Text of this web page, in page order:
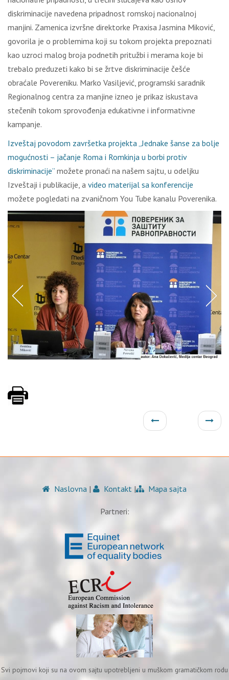
diskriminacije navedena pripadnost romskoj nacionalnoj
manjini. Zamenica izvršne direktorke Praxisa Jasmina Miković,
govorila je o problemima koji su tokom projekta prepoznati
kao uzroci malog broja podnetih pritužbi i merama koje bi
trebalo preduzeti kako bi se žrtve diskriminacije češće
obraćale Povereniku. Marko Vasiljević, programski saradnik
Regionalnog centra za manjine izneo je prikaz iskustava
stečenih tokom sprovođenja edukativne i informativne
kampanje.
Izveštaj povodom završetka projekta „Jednake šanse za bolje
mogućnosti – jačanje Roma i Romkinja u borbi protiv
diskriminacije” možete pronaći na našem sajtu, u odeljku
Izveštaji i publikacije, a video materijal sa konferencije
možete pogledati na zvaničnom You Tube kanalu Poverenika.
Naslovna | Kontakt | Mapa sajta
Partneri:
Svi pojmovi koji su na ovom sajtu upotrebljeni u muškom gramatičkom rodu